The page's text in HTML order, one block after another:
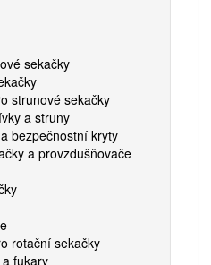
sekačky
strunové sekačky
a struny
bezpečnostní kryty
a provzdušňovače
rotační sekačky
fukary